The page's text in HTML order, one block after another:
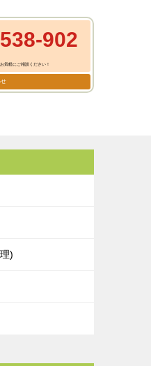
902
気軽にご相談ください！
せ
)